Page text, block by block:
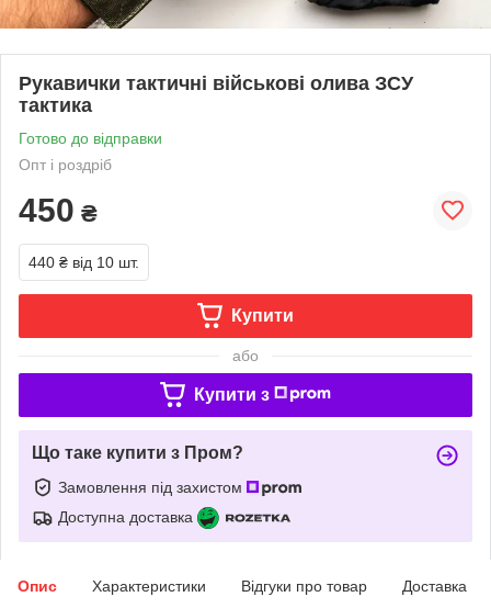
Рукавички тактичні військові олива ЗСУ
тактика
Готово до відправки
Опт і роздріб
450 ₴
440 ₴ від 10 шт.
Купити
або
Купити з
Що таке купити з Пром?
Замовлення під захистом
Доступна доставка
Опис Характеристики Відгуки про товар Доставка